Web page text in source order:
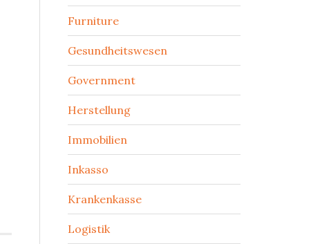
Furniture
Gesundheitswesen
Government
Herstellung
Immobilien
Inkasso
Krankenkasse
Logistik